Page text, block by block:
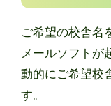
ご希望の校舎名
メールソフトが
動的にご希望校
す。